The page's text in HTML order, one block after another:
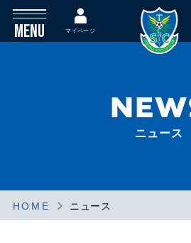
MENU マイページ
ニュース
HOME ニュース